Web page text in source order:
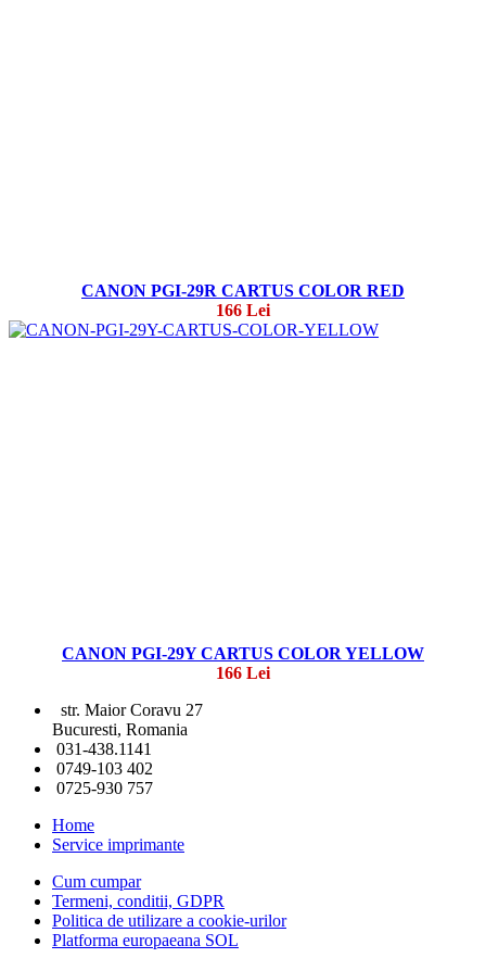
CANON PGI-29R CARTUS COLOR RED
166 Lei
CANON PGI-29Y CARTUS COLOR YELLOW
166 Lei
str. Maior Coravu 27
Bucuresti, Romania
031-438.1141
0749-103 402
0725-930 757
Home
Service imprimante
Cum cumpar
Termeni, conditii, GDPR
Politica de utilizare a cookie-urilor
Platforma europaeana SOL